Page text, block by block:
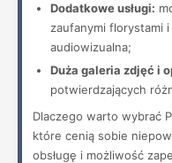
Dodatkowe usługi:
zaufanymi florystami
audiowizualna;
Duża galeria zdjęć i
potwierdzających
Dlaczego warto wybrać
które cenią sobie
obsługę i możliwość